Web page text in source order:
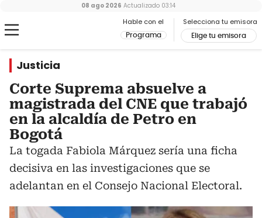
Hable con el
Programa
Selecciona tu emisora
Elige tu emisora
08 ago 2026 Actualizado 03:14
Justicia
Corte Suprema absuelve a
magistrada del CNE que trabajó
en la alcaldía de Petro en
Bogotá
La togada Fabiola Márquez sería una ficha
decisiva en las investigaciones que se
adelantan en el Consejo Nacional Electoral.